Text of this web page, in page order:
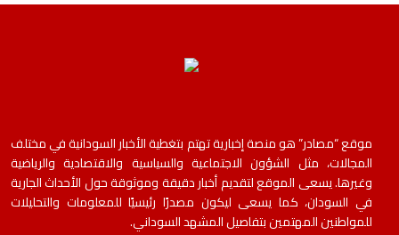
موقع “مصادر” هو منصة إخبارية تهتم بتغطية الأخبار السودانية في مختلف
المجالات، مثل الشؤون الاجتماعية والسياسية والاقتصادية والرياضية
وغيرها. يسعى الموقع لتقديم أخبار دقيقة وموثوقة حول الأحداث الجارية
في السودان، كما يسعى ليكون مصدرًا رئيسيًا للمعلومات والتحليلات
للمواطنين المهتمين بتفاصيل المشهد السوداني.